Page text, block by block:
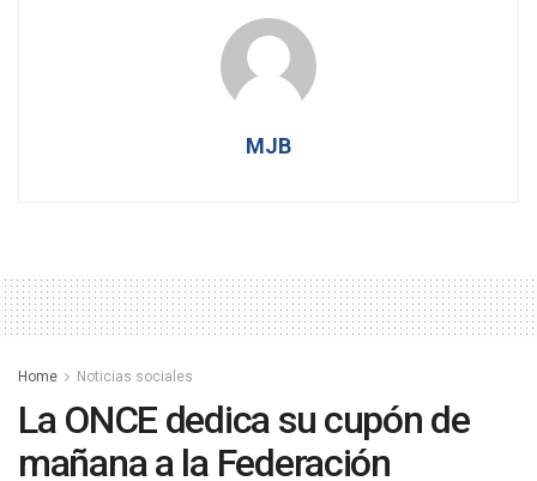
MJB
Home Noticias sociales
La ONCE dedica su cupón de
mañana a la Federación